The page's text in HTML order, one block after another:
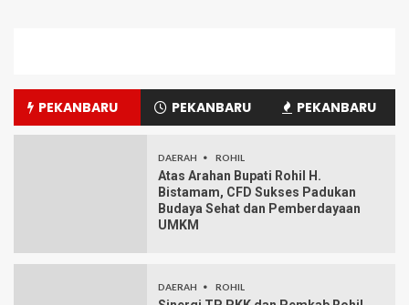
PEKANBARU PEKANBARU PEKANBARU
DAERAH ROHIL
Atas Arahan Bupati Rohil H.
Bistamam, CFD Sukses Padukan
Budaya Sehat dan Pemberdayaan
UMKM
DAERAH ROHIL